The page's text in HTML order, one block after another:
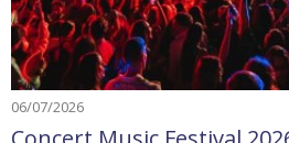
06/07/2026